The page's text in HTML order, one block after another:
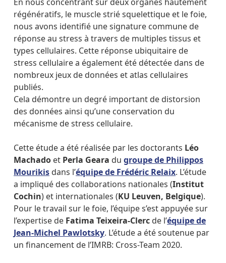
En nous concentrant sur deux organes hautement
régénératifs, le muscle strié squelettique et le foie,
nous avons identifié une signature commune de
réponse au stress à travers de multiples tissus et
types cellulaires. Cette réponse ubiquitaire de
stress cellulaire a également été détectée dans de
nombreux jeux de données et atlas cellulaires
publiés.
Cela démontre un degré important de distorsion
des données ainsi qu’une conservation du
mécanisme de stress cellulaire.
Cette étude a été réalisée par les doctorants Léo
Machado et Perla Geara du groupe de Philippos
Mourikis dans l’équipe de Frédéric Relaix. L’étude
a impliqué des collaborations nationales (Institut
Cochin) et internationales (KU Leuven, Belgique).
Pour le travail sur le foie, l’équipe s’est appuyée sur
l’expertise de Fatima Teixeira-Clerc de l’équipe de
Jean-Michel Pawlotsky. L’étude a été soutenue par
un financement de l’IMRB: Cross-Team 2020.